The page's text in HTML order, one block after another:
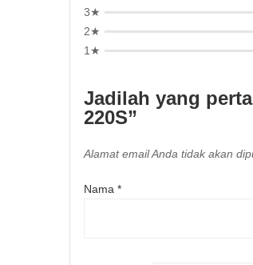
3★
2★
1★
Jadilah yang
220S”
Alamat email Anda tidak akan
Nama *